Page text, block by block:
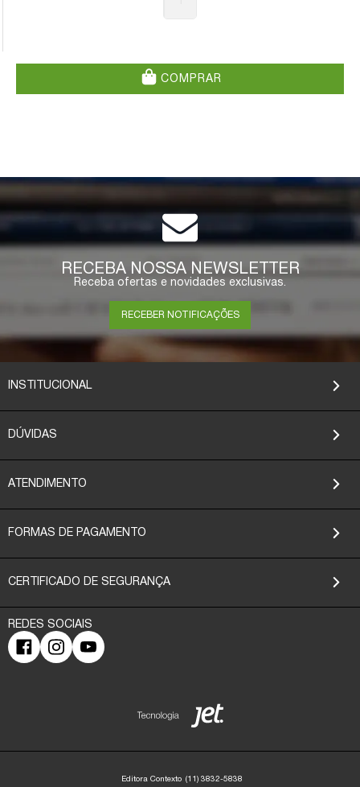
COMPRAR
RECEBA NOSSA NEWSLETTER
Receba ofertas e novidades exclusivas.
RECEBER NOTIFICAÇÕES
INSTITUCIONAL
DÚVIDAS
ATENDIMENTO
FORMAS DE PAGAMENTO
CERTIFICADO DE SEGURANÇA
Editora Contexto (11) 3832-5838